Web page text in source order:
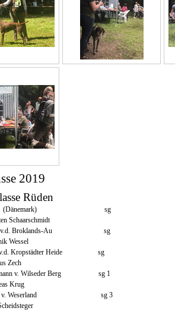
2019
Rüden
(Dänemark) sg
v.d. Broklands-Au sg
Kropstädter Heide sg
v. Wilseder Berg sg 1
Krug
v. Weserland sg 3